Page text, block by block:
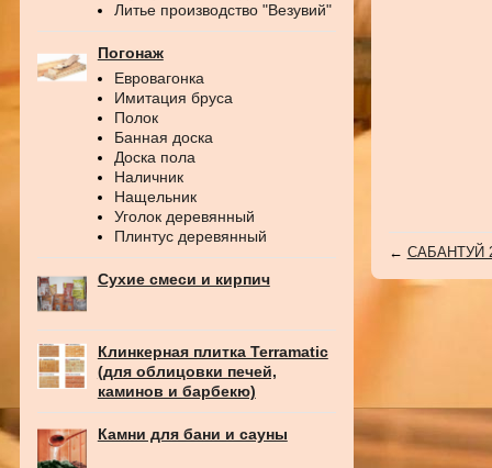
Литье производство "Везувий"
Погонаж
Евровагонка
Имитация бруса
Полок
Банная доска
Доска пола
Наличник
Нащельник
Уголок деревянный
Плинтус деревянный
Сухие смеси и кирпич
Клинкерная плитка Terramatic
(для облицовки печей,
каминов и барбекю)
Камни для бани и сауны
← САБАНТУЙ